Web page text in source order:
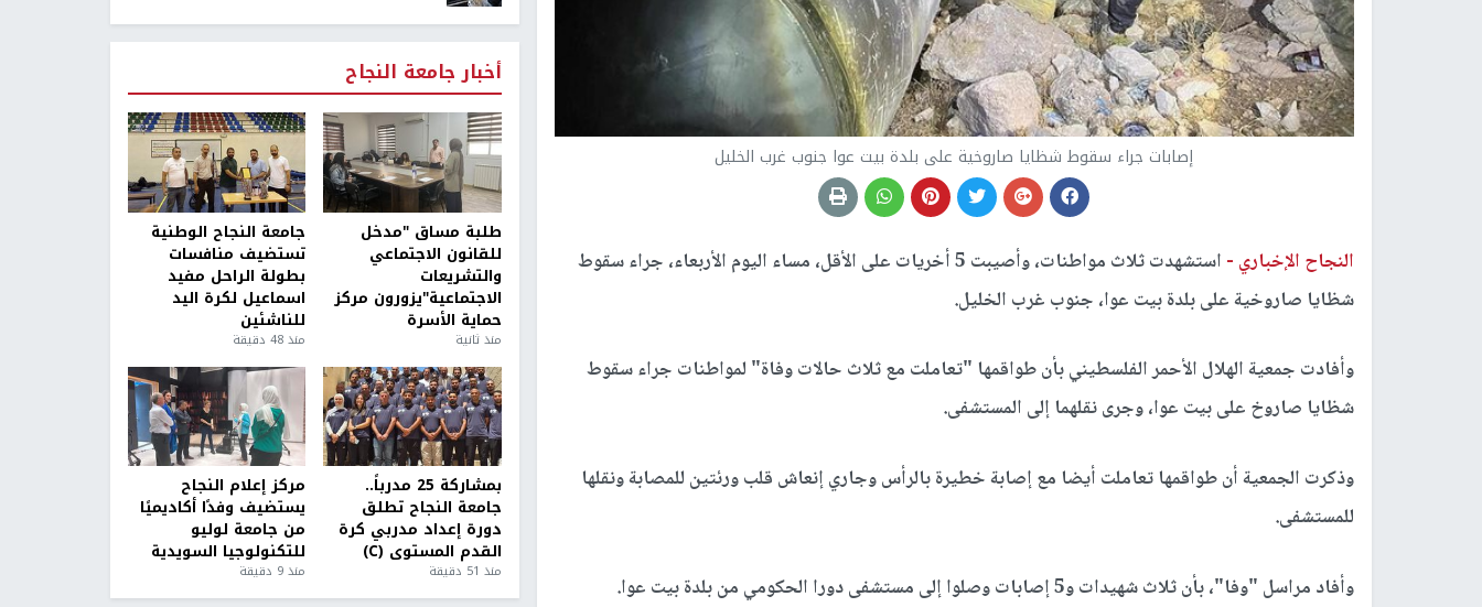
إصابات جراء سقوط شظايا صاروخية على بلدة بيت عوا جنوب غرب الخليل
النجاح الإخباري -
استشهدت ثلاث مواطنات، وأصيبت 5 أخريات على الأقل، مساء اليوم الأربعاء، جراء سقوط
شظايا صاروخية على بلدة بيت عوا، جنوب غرب الخليل.
وأفادت جمعية الهلال الأحمر الفلسطيني بأن طواقمها "تعاملت مع ثلاث حالات وفاة" لمواطنات جراء سقوط
شظايا صاروخ على بيت عوا، وجرى نقلهما إلى المستشفى.
وذكرت الجمعية أن طواقمها تعاملت أيضا مع إصابة خطيرة بالرأس وجاري إنعاش قلب ورئتين للمصابة ونقلها
للمستشفى.
وأفاد مراسل "وفا"، بأن ثلاث شهيدات و5 إصابات وصلوا إلى مستشفى دورا الحكومي من بلدة بيت عوا.
أخبار جامعة النجاح
طلبة مساق "مدخل
للقانون الاجتماعي
والتشريعات
الاجتماعية"يزورون مركز
حماية الأسرة
منذ ثانية
جامعة النجاح الوطنية
تستضيف منافسات
بطولة الراحل مفيد
اسماعيل لكرة اليد
للناشئين
منذ 48 دقيقة
بمشاركة 25 مدرباً..
جامعة النجاح تطلق
دورة إعداد مدربي كرة
القدم المستوى (C)
منذ 51 دقيقة
مركز إعلام النجاح
يستضيف وفدًا أكاديميًا
من جامعة لوليو
للتكنولوجيا السويدية
منذ 9 دقيقة